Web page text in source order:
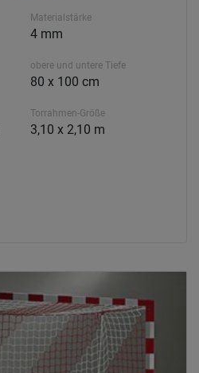
Materialstärke
4 mm
obere und untere Tiefe
80 x 100 cm
Torrahmen-Größe
3,10 x 2,10 m